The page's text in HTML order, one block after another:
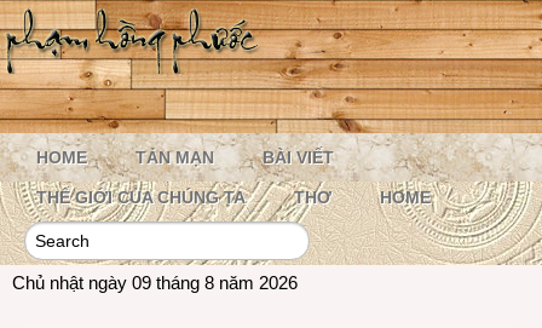
HOME TẢN MẠN BÀI VIẾT
THẾ GIỚI CỦA CHÚNG TA THƠ HOME
Chủ nhật ngày 09 tháng 8 năm 2026